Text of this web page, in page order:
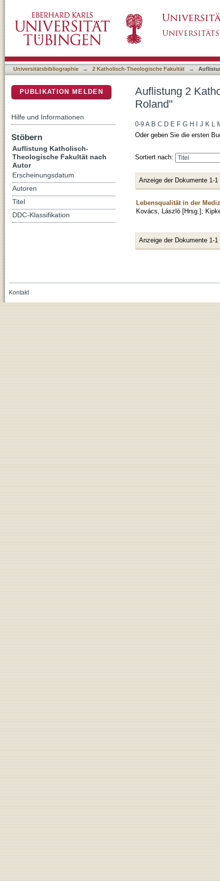
Universitätsbibliographie → 2 Katholisch-Theologische Fakultät →
Auflistung 2
Roland"
0-9 A B C D E F G H J K L
Oder geben Sie die ersten
Sortiert nach:
Anzeige der Dokumente 1-1
Lebensqualität in der
Kovács, László [Hrsg.];
Anzeige der Dokumente 1-1
PUBLIKATION MELDEN
Hilfe und Informationen
Stöbern
Auflistung Katholisch-
Theologische Fakultät nach
Autor
Erscheinungsdatum
Autoren
Titel
DDC-Klassifikation
Kontakt